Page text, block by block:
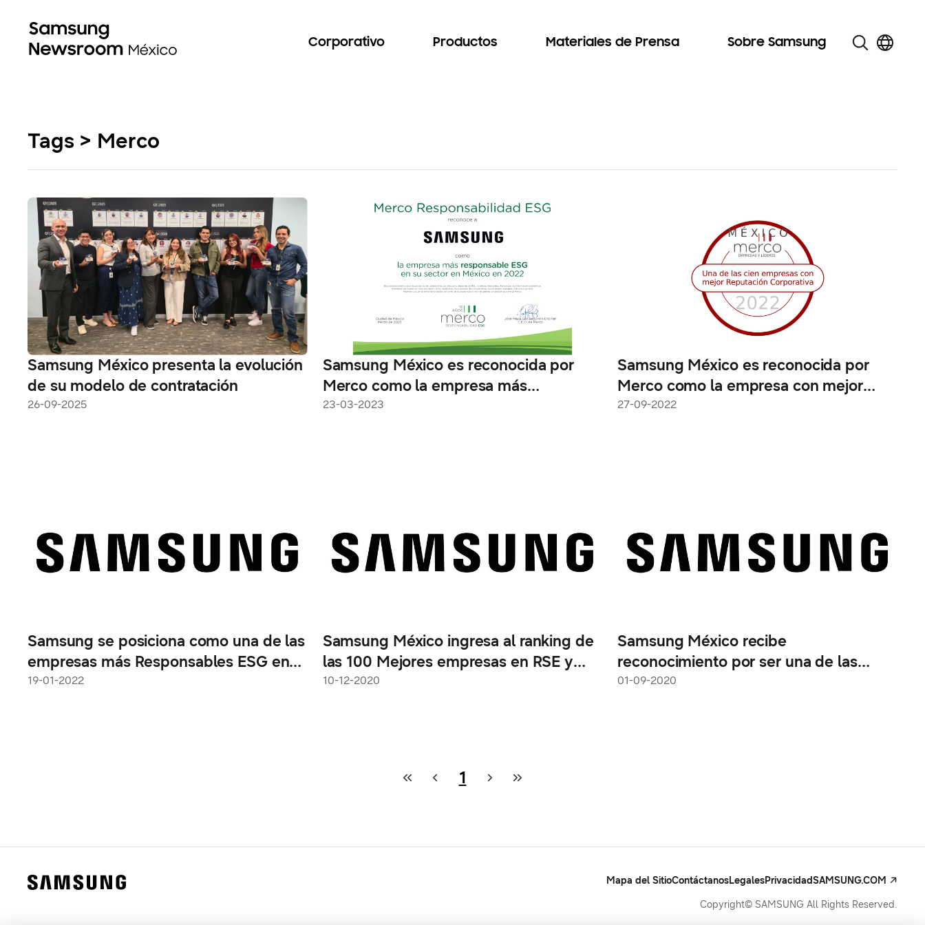
Corporativo Productos Materiales de Prensa Sobre Samsung
Tags > Merco
Samsung México presenta la evolución
de su modelo de contratación
26-09-2025
Samsung México es reconocida por
Merco como la empresa más
responsable ESG en su sector
23-03-2023
Samsung México es reconocida por
Merco como la empresa con mejor
reputación corporativa en su sector en
27-09-2022
Samsung se posiciona como una de las
empresas más Responsables ESG en
México en 2021
19-01-2022
Samsung México ingresa al ranking de
las 100 Mejores empresas en RSE y
Gobierno corporativo de MERCO 2020
10-12-2020
Samsung México recibe
reconocimiento por ser una de las
empresas con mejor reputación en el
01-09-2020
1
Mapa del SitioContáctanosLegalesPrivacidadSAMSUNG.COM
Copyright© SAMSUNG All Rights Reserved.